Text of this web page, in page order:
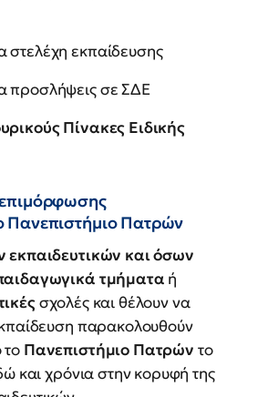
στελέχη εκπαίδευσης
προσλήψεις σε ΣΔΕ
Πίνακες Ειδικής
Πανεπιστήμιο Πατρών
εκπαιδευτικών και όσων
τμήματα ή
σχολές και θέλουν να
παρακολουθούν
Πανεπιστήμιο Πατρών το
και χρόνια στην κορυφή της